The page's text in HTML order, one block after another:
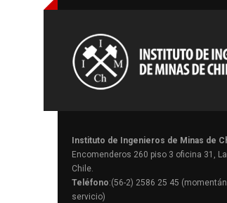
Instituto de Ingenieros de Minas de
Encomenderos 260 piso 3 oficina 31,
Chile.
Teléfono:(56-2) 2586 25 45
servicio)